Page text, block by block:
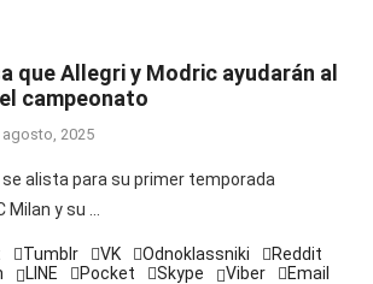
que Allegri y Modric ayudarán al
campeonato
agosto, 2025
alista para su primer temporada
y su …
Tumblr VK Odnoklassniki
Reddit
LINE Pocket Skype Viber Email